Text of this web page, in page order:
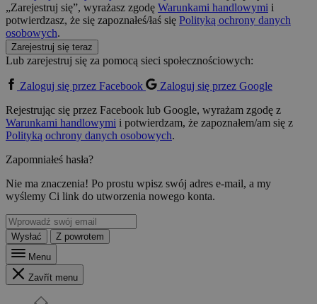
„Zarejestruj się”, wyrażasz zgodę Warunkami handlowymi i
potwierdzasz, że się zapoznałeś/łaś się Polityką ochrony danych
osobowych.
Zarejestruj się teraz
Lub zarejestruj się za pomocą sieci społecznościowych:
Zaloguj się przez Facebook
Zaloguj się przez Google
Rejestrując się przez Facebook lub Google, wyrażam zgodę z
Warunkami handlowymi i potwierdzam, że zapoznałem/am się z
Polityką ochrony danych osobowych.
Zapomniałeś hasła?
Nie ma znaczenia! Po prostu wpisz swój adres e-mail, a my
wyślemy Ci link do utworzenia nowego konta.
Wysłać
Z powrotem
Menu
Zavřít menu